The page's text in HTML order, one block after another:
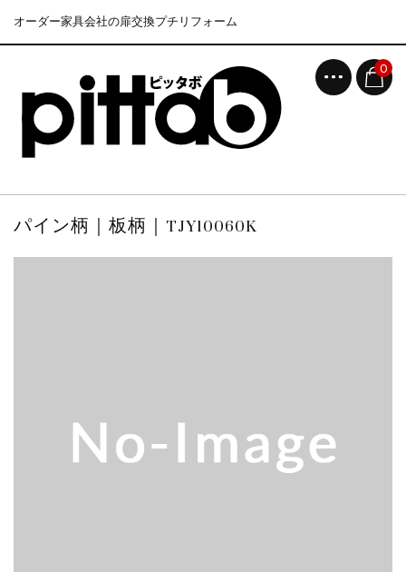
オーダー家具会社の扉交換プチリフォーム
0
パイン柄｜板柄｜TJY10060K